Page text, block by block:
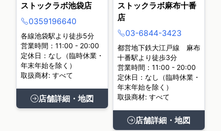
ストックラボ池袋店
0359196640
各線池袋駅より徒歩5分
営業時間：11:00 - 20:00
定休日：なし（臨時休業・
年末年始を除く）
取扱商材: すべて
店舗詳細・地図
ストックラボ麻布十番
店
03-6844-3423
都営地下鉄大江戸線 麻布
十番駅より徒歩3分
営業時間：11:00 - 20:00
定休日：なし（臨時休業・
年末年始を除く）
取扱商材: すべて
店舗詳細・地図